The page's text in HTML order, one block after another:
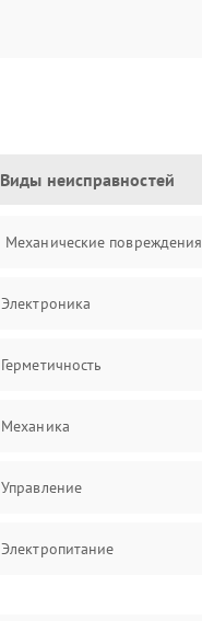
Виды неисправностей
Механические повреждения
Электроника
Герметичность
Механика
Управление
Электропитание